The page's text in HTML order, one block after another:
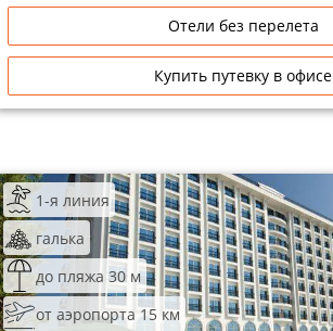
Отели без перелета
Купить путевку в офисе
1-я линия
галька
до пляжа 30 м
от аэропорта 15 км